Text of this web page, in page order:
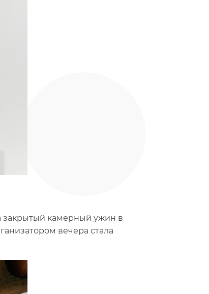
закрытый камерный ужин в
вечера стала